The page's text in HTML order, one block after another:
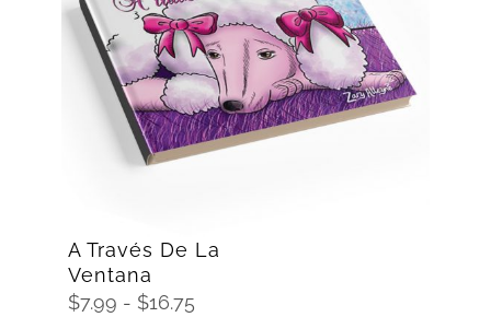
SELECCIONAR OPCIONES
/
DETAILS
A Través De La
Ventana
$7.99 - $16.75